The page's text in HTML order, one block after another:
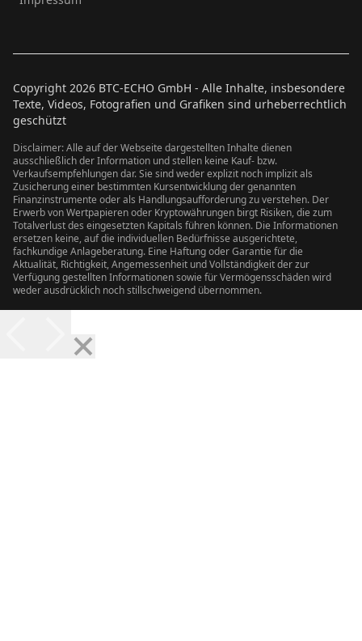
Copyright 2026 BTC-ECHO GmbH - Alle Inhalte, insbesondere
Texte, Videos, Fotografien und Grafiken sind urheberrechtlich
geschützt
Disclaimer: Alle auf der Webseite dargestellten Inhalte dienen
ausschließlich der Information und stellen keine Kauf- bzw.
Verkaufsempfehlungen dar. Sie sind weder explizit noch implizit als
Zusicherung einer bestimmten Kursentwicklung der genannten
Finanzinstrumente oder als Handlungsaufforderung zu verstehen. Der
Erwerb von Wertpapieren oder Kryptowährungen birgt Risiken, die zum
Totalverlust des eingesetzten Kapitals führen können. Die Informationen
ersetzen keine, auf die individuellen Bedürfnisse ausgerichtete,
fachkundige Anlageberatung. Eine Haftung oder Garantie für die
Aktualität, Richtigkeit, Angemessenheit und Vollständigkeit der zur
Verfügung gestellten Informationen sowie für Vermögensschäden wird
weder ausdrücklich noch stillschweigend übernommen.